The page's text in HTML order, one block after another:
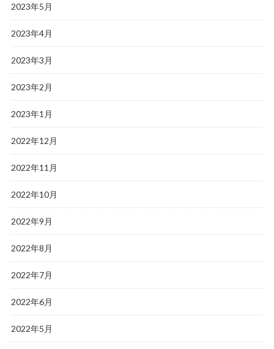
2023年5月
2023年4月
2023年3月
2023年2月
2023年1月
2022年12月
2022年11月
2022年10月
2022年9月
2022年8月
2022年7月
2022年6月
2022年5月